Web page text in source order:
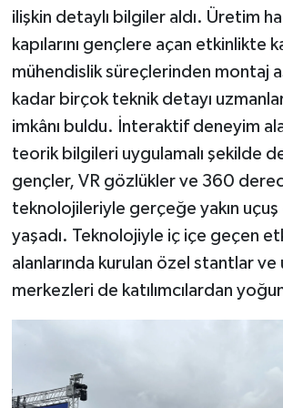
ilişkin detaylı bilgiler aldı. Üretim
kapılarını gençlere açan etkinlikte
mühendislik süreçlerinden montaj
kadar birçok teknik detayı
imkânı buldu. İnteraktif deneyim
teorik bilgileri uygulamalı şekilde
gençler, VR gözlükler ve 360
teknolojileriyle gerçeğe yakın
yaşadı. Teknolojiyle iç içe geçen
alanlarında kurulan özel stantlar ve
merkezleri de katılımcılardan